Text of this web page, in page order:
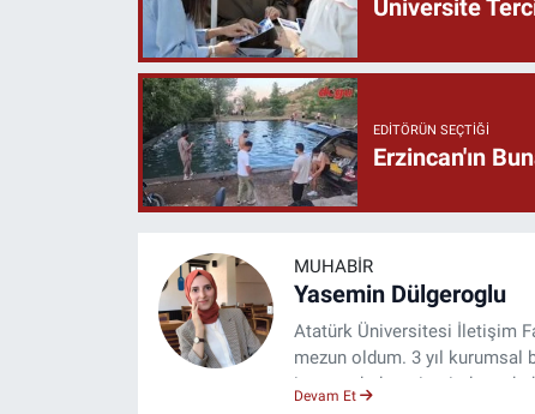
Üniversite
EDITÖRÜN SEÇTIĞI
Erzincan'ın
MUHABIR
Yasemin Dülgeroglu
Atatürk Üniversitesi İletişim
mezun oldum. 3 yıl kurumsal
internet haber sitesinde
Devam Et